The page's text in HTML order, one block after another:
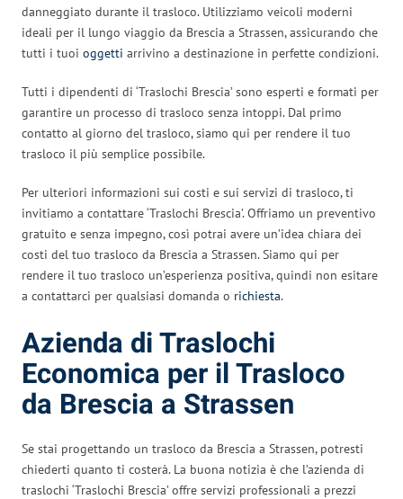
danneggiato durante il trasloco. Utilizziamo veicoli moderni
ideali per il lungo viaggio da Brescia a Strassen, assicurando che
tutti i tuoi oggetti arrivino a destinazione in perfette condizioni.
Tutti i dipendenti di ‘Traslochi Brescia’ sono esperti e formati per
garantire un processo di trasloco senza intoppi. Dal primo
contatto al giorno del trasloco, siamo qui per rendere il tuo
trasloco il più semplice possibile.
Per ulteriori informazioni sui costi e sui servizi di trasloco, ti
invitiamo a contattare ‘Traslochi Brescia’. Offriamo un preventivo
gratuito e senza impegno, così potrai avere un’idea chiara dei
costi del tuo trasloco da Brescia a Strassen. Siamo qui per
rendere il tuo trasloco un’esperienza positiva, quindi non esitare
a contattarci per qualsiasi domanda o richiesta.
Azienda di Traslochi
Economica per il Trasloco
da Brescia a Strassen
Se stai progettando un trasloco da Brescia a Strassen, potresti
chiederti quanto ti costerà. La buona notizia è che l’azienda di
traslochi ‘Traslochi Brescia’ offre servizi professionali a prezzi